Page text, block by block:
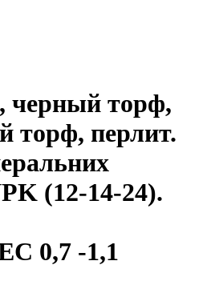
черный торф,
торф, перлит.
(12-14-24).
0,7 -1,1